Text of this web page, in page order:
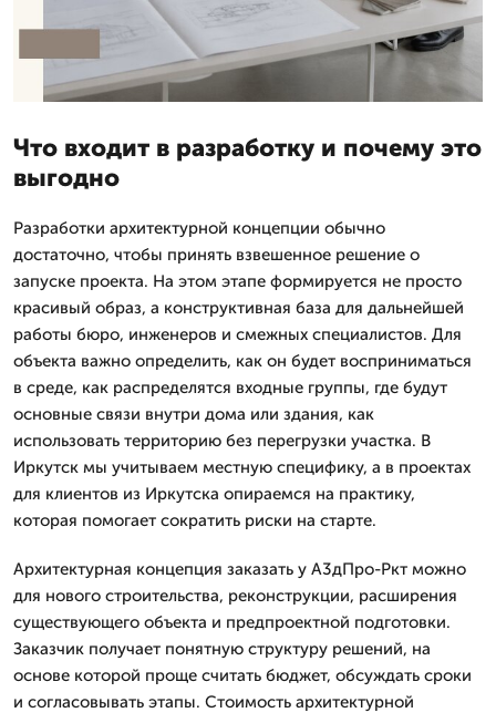
Что входит в разработку и почему это
выгодно
Разработки архитектурной концепции обычно
достаточно, чтобы принять взвешенное решение о
запуске проекта. На этом этапе формируется не просто
красивый образ, а конструктивная база для дальнейшей
работы бюро, инженеров и смежных специалистов. Для
объекта важно определить, как он будет восприниматься
в среде, как распределятся входные группы, где будут
основные связи внутри дома или здания, как
использовать территорию без перегрузки участка. В
Иркутск мы учитываем местную специфику, а в проектах
для клиентов из Иркутска опираемся на практику,
которая помогает сократить риски на старте.
Архитектурная концепция заказать у А3дПро-Ркт можно
для нового строительства, реконструкции, расширения
существующего объекта и предпроектной подготовки.
Заказчик получает понятную структуру решений, на
основе которой проще считать бюджет, обсуждать сроки
и согласовывать этапы. Стоимость архитектурной